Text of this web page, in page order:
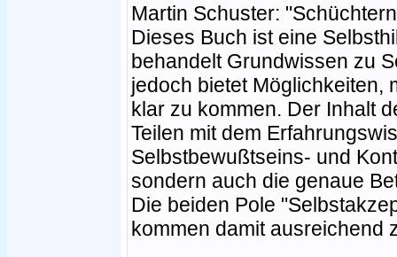
Martin Schuster:
Dieses Buch ist eine
behandelt Grundwissen zu
jedoch bietet Möglichkeiten,
klar zu kommen. Der Inhalt
Teilen mit dem
Selbstbewußtseins- und
sondern auch die genaue
Die beiden Pole
kommen damit ausreichend